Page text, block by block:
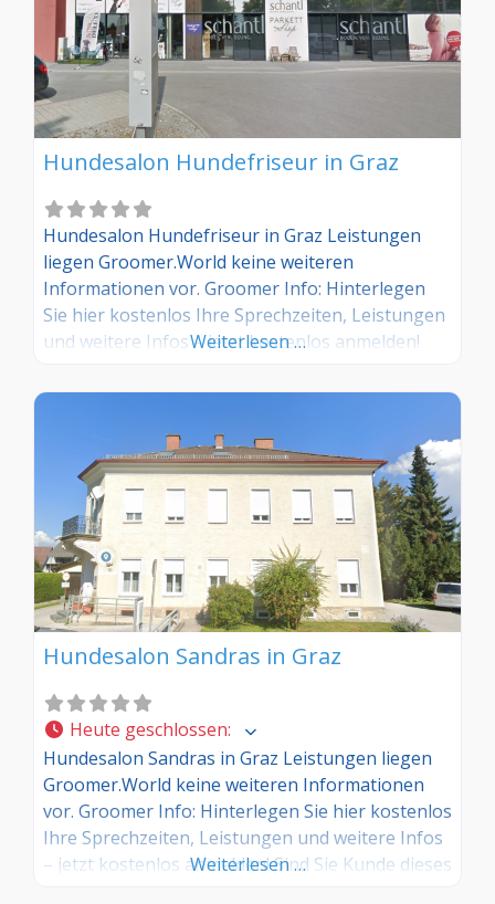
Hundesalon Hundefriseur in Graz
Hundesalon Hundefriseur in Graz Leistungen
liegen Groomer.World keine weiteren
Informationen vor. Groomer Info: Hinterlegen
Sie hier kostenlos Ihre Sprechzeiten, Leistungen
und weitere Infos – jetzt kostenlos anmelden!
Sie Ihre Erfahrungen über die
Hundebesitzer/innen!
Weiterlesen …
Hundesalon Sandras in Graz
Heute geschlossen:
Hundesalon Sandras in Graz Leistungen liegen
Groomer.World keine weiteren Informationen
vor. Groomer Info: Hinterlegen Sie hier kostenlos
Ihre Sprechzeiten, Leistungen und weitere Infos
– jetzt kostenlos anmelden! Sind Sie Kunde dieses
Weiterlesen …